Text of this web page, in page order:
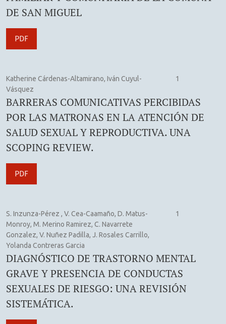
DE SAN MIGUEL
PDF
Katherine Cárdenas-Altamirano, Iván Cuyul-
Vásquez
1
BARRERAS COMUNICATIVAS PERCIBIDAS
POR LAS MATRONAS EN LA ATENCIÓN DE
SALUD SEXUAL Y REPRODUCTIVA. UNA
SCOPING REVIEW.
PDF
S. Inzunza-Pérez , V. Cea-Caamaño, D. Matus-
Monroy, M. Merino Ramirez, C. Navarrete
Gonzalez, V. Nuñez Padilla, J. Rosales Carrillo,
Yolanda Contreras Garcia
1
DIAGNÓSTICO DE TRASTORNO MENTAL
GRAVE Y PRESENCIA DE CONDUCTAS
SEXUALES DE RIESGO: UNA REVISIÓN
SISTEMÁTICA.